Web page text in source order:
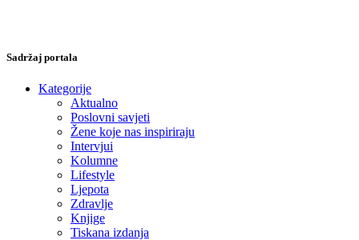
Sadržaj portala
Kategorije
Aktualno
Poslovni savjeti
Žene koje nas inspiriraju
Intervjui
Kolumne
Lifestyle
Ljepota
Zdravlje
Knjige
Tiskana izdanja